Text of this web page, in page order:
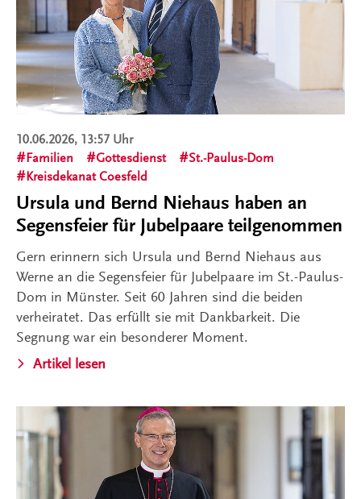
10.06.2026, 13:57 Uhr
Familien
Gottesdienst
St.-Paulus-Dom
Kreisdekanat Coesfeld
Ursula und Bernd Niehaus haben an
Segensfeier für Jubelpaare teilgenommen
Gern erinnern sich Ursula und Bernd Niehaus aus
Werne an die Segensfeier für Jubelpaare im St.-Paulus-
Dom in Münster. Seit 60 Jahren sind die beiden
verheiratet. Das erfüllt sie mit Dankbarkeit. Die
Segnung war ein besonderer Moment.
Artikel lesen